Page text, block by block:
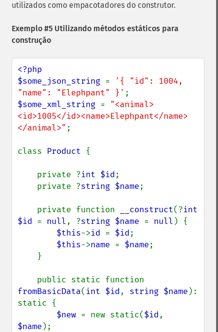
utilizados como empacotadores do construtor.
Exemplo #5 Utilizando métodos estáticos para
construção
<?php
$some_json_string =
'{ "id": 1004,
"name": "Elephpant" }'
$some_xml_string = "<animal>
<id>1005</id><name>Elephpant</name>
</animal>" ;
class Product {
    private ?
int $id;
    private ?
string $name;
    private function
__construct(?int
$id = null, ?string $name = null ) {
$this->id = $id;
$this->name = $name;
fromBasicData( int $id, string $name ):
static {
$new = new static($id
$name );